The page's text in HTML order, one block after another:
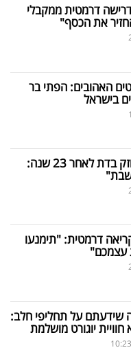
דרמטית ממקבלי
את הכסף"
האהובים: הפתי בר
בישראל
גורי אלפי מתחזק בדת לאחר 23 שנה:
שבת"
דרמטית: "תימנעו
עצמכם"
שידעתם על תחליפי חלב:
יוגורט מושלמת
10:23